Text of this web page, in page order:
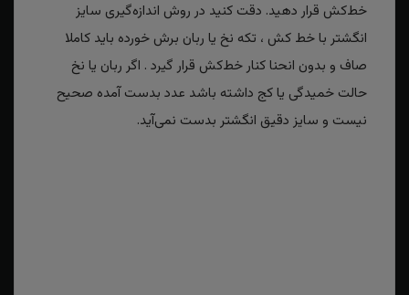
خط‌کش قرار دهید. دقت کنید در روش اندازه‌گیری سایز
انگشتر با خط کش ، تکه نخ یا ربان برش خورده باید کاملا
صاف و بدون انحنا کنار خط‌کش قرار گیرد . اگر ربان یا نخ
حالت خمیدگی یا کج داشته باشد عدد بدست آمده صحیح
نیست و سایز دقیق انگشتر بدست نمی‌آید.